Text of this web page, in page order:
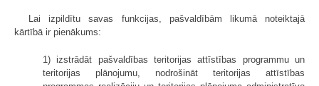
Lai izpildītu savas funkcijas, pašvaldībām likumā noteiktajā
kārtībā ir pienākums:
1) izstrādāt pašvaldības teritorijas attīstības programmu un
teritorijas plānojumu, nodrošināt teritorijas attīstības